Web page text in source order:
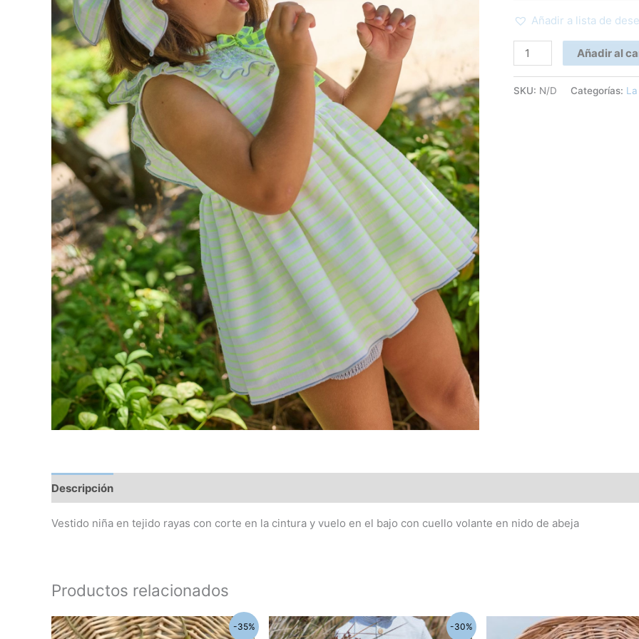
Añadir a lista de
Añadir al
SKU: N/D Categorías:
Descripción
Vestido niña en tejido rayas con corte en la cintura y vuelo en el bajo con cuello volante en nido de abeja
Productos relacionados
-35%
El
precio
El
precio
-30%
El
precio
El
precio
Este
precio
El
precio